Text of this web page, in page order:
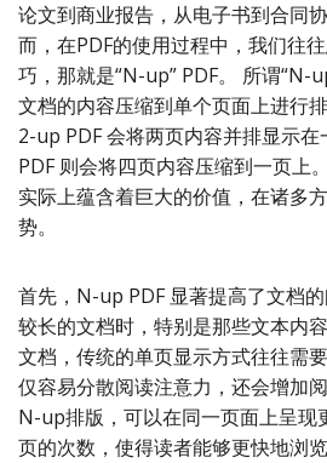
论文到商业报告，从电子书到合同
而，在PDF的使用过程中，我们往
巧，那就是“N-up” PDF。 所谓“N-
文档的内容压缩到单个页面上进行
2-up PDF 会将两页内容并排显示
PDF 则会将四页内容压缩到一页上
实际上蕴含着巨大的价值，在诸多
势。
首先，N-up PDF 显著提高了文档
较长的文档时，特别是那些文本内
文档，传统的单页显示方式往往需
仅容易分散阅读注意力，还会增加
N-up排版，可以在同一页面上呈现
页的次数，使得读者能够更快地浏